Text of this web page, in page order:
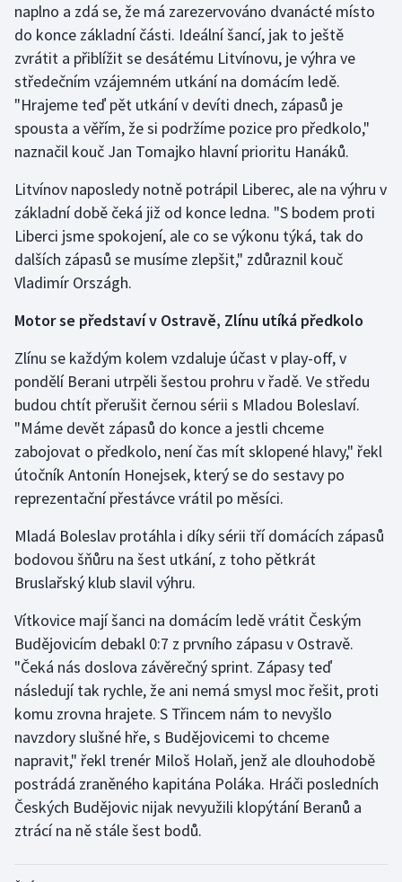
naplno a zdá se, že má zarezervováno dvanácté místo
do konce základní části. Ideální šancí, jak to ještě
zvrátit a přiblížit se desátému Litvínovu, je výhra ve
středečním vzájemném utkání na domácím ledě.
"Hrajeme teď pět utkání v devíti dnech, zápasů je
spousta a věřím, že si podržíme pozice pro předkolo,"
naznačil kouč Jan Tomajko hlavní prioritu Hanáků.
Litvínov naposledy notně potrápil Liberec, ale na výhru v
základní době čeká již od konce ledna. "S bodem proti
Liberci jsme spokojení, ale co se výkonu týká, tak do
dalších zápasů se musíme zlepšit," zdůraznil kouč
Vladimír Országh.
Motor se představí v Ostravě, Zlínu utíká předkolo
Zlínu se každým kolem vzdaluje účast v play-off, v
pondělí Berani utrpěli šestou prohru v řadě. Ve středu
budou chtít přerušit černou sérii s Mladou Boleslaví.
"Máme devět zápasů do konce a jestli chceme
zabojovat o předkolo, není čas mít sklopené hlavy," řekl
útočník Antonín Honejsek, který se do sestavy po
reprezentační přestávce vrátil po měsíci.
Mladá Boleslav protáhla i díky sérii tří domácích zápasů
bodovou šňůru na šest utkání, z toho pětkrát
Bruslařský klub slavil výhru.
Vítkovice mají šanci na domácím ledě vrátit Českým
Budějovicím debakl 0:7 z prvního zápasu v Ostravě.
"Čeká nás doslova závěrečný sprint. Zápasy teď
následují tak rychle, že ani nemá smysl moc řešit, proti
komu zrovna hrajete. S Třincem nám to nevyšlo
navzdory slušné hře, s Budějovicemi to chceme
napravit," řekl trenér Miloš Holaň, jenž ale dlouhodobě
postrádá zraněného kapitána Poláka. Hráči posledních
Českých Budějovic nijak nevyužili klopýtání Beranů a
ztrácí na ně stále šest bodů.